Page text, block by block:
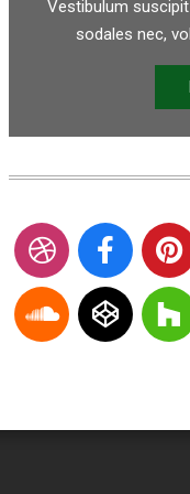
Vestibulum
sodales nec,